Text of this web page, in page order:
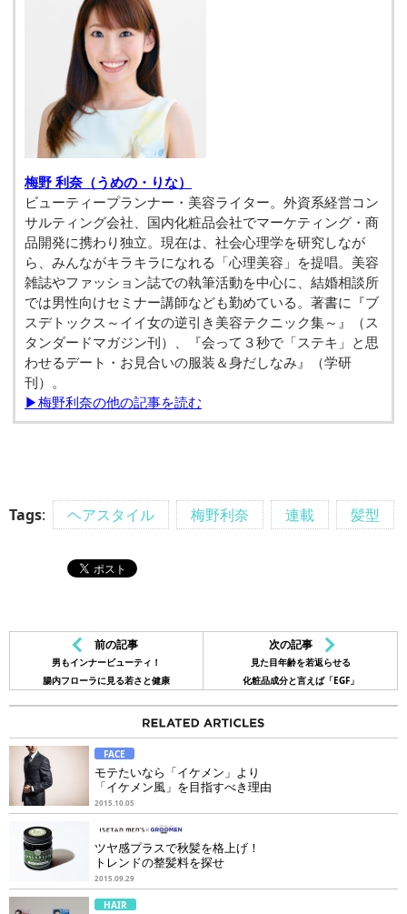
梅野 利奈（うめの・りな）
ビューティープランナー・美容ライター。外資系経営コン
サルティング会社、国内化粧品会社でマーケティング・商
品開発に携わり独立。現在は、社会心理学を研究しなが
ら、みんながキラキラになれる「心理美容」を提唱。美容
雑誌やファッション誌での執筆活動を中心に、結婚相談所
では男性向けセミナー講師なども勤めている。著書に『ブ
スデトックス～イイ女の逆引き美容テクニック集～』（ス
タンダードマガジン刊）、『会って３秒で「ステキ」と思
わせるデート・お見合いの服装＆身だしなみ』（学研
刊）。
▶梅野利奈の他の記事を読む
Tags: ヘアスタイル 梅野利奈 連載 髪型
前の記事
男もインナービューティ！
腸内フローラに見る若さと健康
次の記事
見た目年齢を若返らせる
化粧品成分と言えば「EGF」
FACE
モテたいなら「イケメン」より
「イケメン風」を目指すべき理由
2015.10.05
ツヤ感プラスで秋髪を格上げ！
トレンドの整髪料を探せ
2015.09.29
HAIR